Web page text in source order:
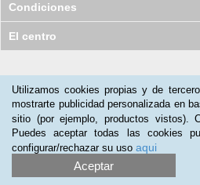
Condiciones
El centro
Rosario Ramos(24-12-
Es muy Completo e interesantes.Lo
Mªjesús Martinez
Curso para renovar
Utilizamos cookies propias y de
mostrarte publicidad personalizada en
sitio (por ejemplo, productos vistos).
Puedes aceptar todas las cookies
configurar/rechazar su uso aqui
Aceptar